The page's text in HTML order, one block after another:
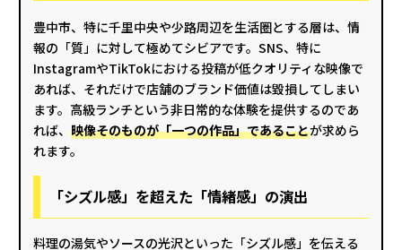
豊中市、特に千里中央や少路周辺を生活圏とする層は、情
報の「質」に対して極めてシビアです。SNS、特に
InstagramやTikTokにおける投稿が低クオリティな映像で
あれば、それだけで店舗のブランド価値は毀損してしまい
ます。高級ランチという非日常的な体験を提供するのであ
れば、 映像そのものが「一つの作品」であることが求めら
れます。
「シズル感」を超えた「情緒感」の演出
料理の湯気やソースの光沢といった「シズル感」を伝える